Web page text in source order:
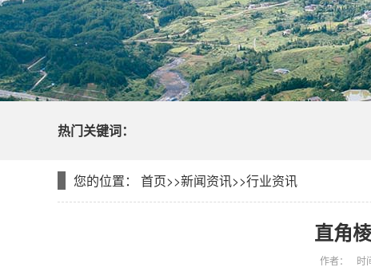
热门关键词：
您的位置： 首页>>新闻资讯>>行业资讯
直角
作者： 时